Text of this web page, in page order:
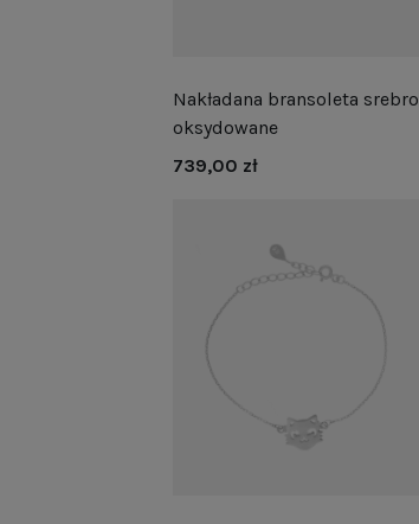
Nakładana bransoleta srebro
oksydowane
739,00 zł